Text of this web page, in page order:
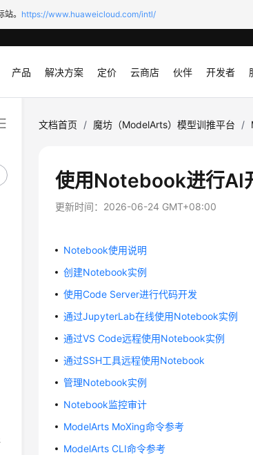
。 https://www.huaweicloud.com/intl/
产品 解决方案 定价 云商店 伙伴 开发者
文档首页 / 魔坊（ModelArts）模型训推平台 /
使用Notebook进行AI
更新时间： 2026-06-24 GMT+08:00
Notebook使用说明
创建Notebook实例
使用Code Server进行代码开发
通过JupyterLab在线使用Notebook实例
通过VS Code远程使用Notebook实例
通过SSH工具远程使用Notebook
管理Notebook实例
Notebook监控审计
ModelArts MoXing命令参考
ModelArts CLI命令参考